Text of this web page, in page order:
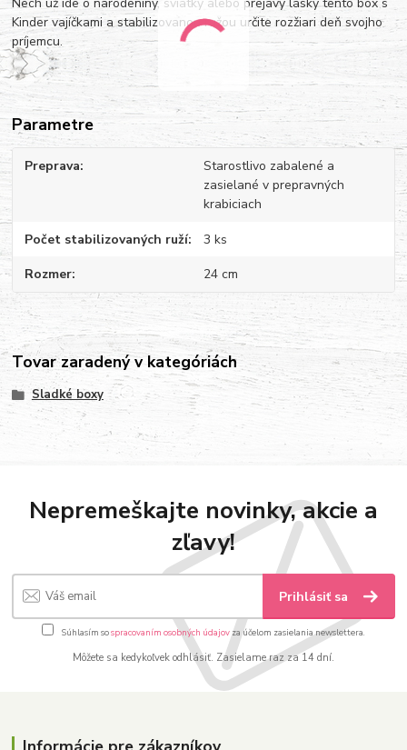
Kinder vajíčkami a stabilizovanou ružou určite rozžiari deň svojho
príjemcu.
Parametre
Preprava
Starostlivo zabalené a
zasielané v prepravných
krabiciach
Počet stabilizovaných ruží 3 ks
Rozmer 24 cm
Tovar zaradený v kategóriách
Sladké boxy
Nepremeškajte novinky, akcie a
zľavy!
Prihlásiť sa
Súhlasím sospracovaním osobných údajovza účelom zasielania newslettera.
Môžete sa kedykoľvek odhlásiť. Zasielame raz za 14 dní.